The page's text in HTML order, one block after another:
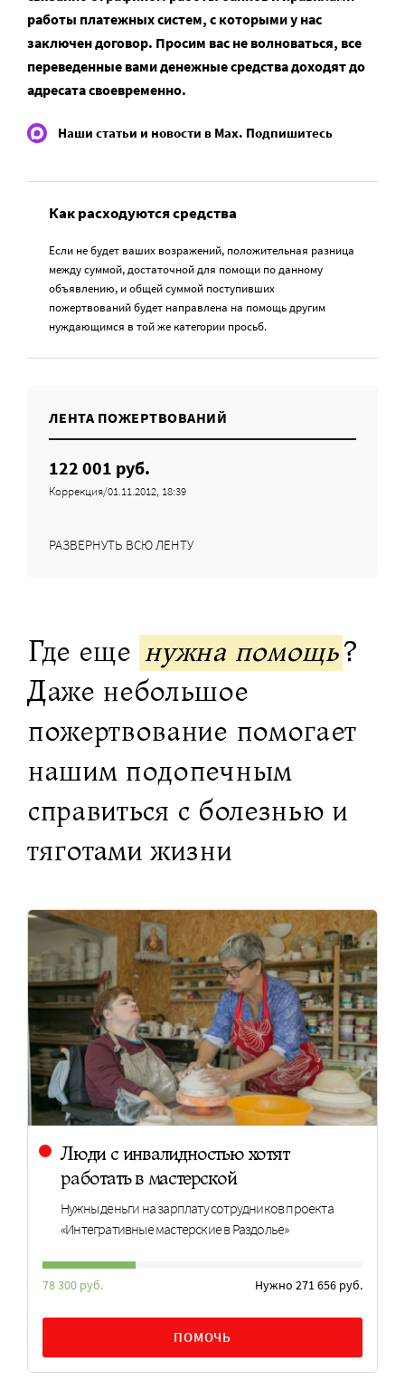
работы платежных систем, с которыми у нас
заключен договор. Просим вас не волноваться, все
переведенные вами денежные средства доходят до
адресата своевременно.
Наши статьи и новости в Max. Подпишитесь
Как расходуются средства
Если не будет ваших возражений, положительная разница
между суммой, достаточной для помощи по данному
объявлению, и общей суммой поступивших
пожертвований будет направлена на помощь другим
нуждающимся в той же категории просьб.
ЛЕНТА ПОЖЕРТВОВАНИЙ
122 001 руб.
Коррекция/01.11.2012, 18:39
РАЗВЕРНУТЬ ВСЮ ЛЕНТУ
Где еще нужна помощь?
Даже небольшое
пожертвование помогает
нашим подопечным
справиться с болезнью и
тяготами жизни
Люди с инвалидностью хотят
работать в мастерской
Нужны деньги на зарплату сотрудников проекта
«Интегративные мастерские в Раздолье»
78 300 руб. Нужно 271 656 руб.
ПОМОЧЬ